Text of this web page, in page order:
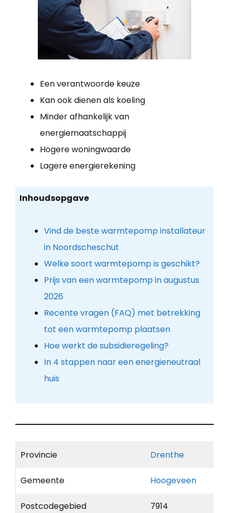
Een verantwoorde keuze
Kan ook dienen als koeling
Minder afhankelijk van
energiemaatschappij
Hogere woningwaarde
Lagere energierekening
Inhoudsopgave
Vind de beste warmtepomp installateur
in Noordscheschut
Welke soort warmtepomp is geschikt?
Prijs van een warmtepomp in augustus
2026
Recente vragen (FAQ) met betrekking
tot een warmtepomp plaatsen
Hoe werkt de subsidieregeling?
In 4 stappen naar een energieneutraal
huis
Provincie Drenthe
Gemeente Hoogeveen
Postcodegebied 7914